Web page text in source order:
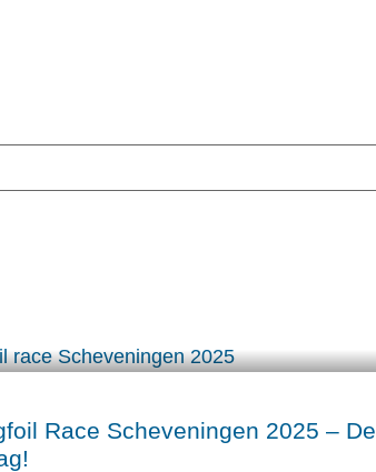
Race Scheveningen 2025 – De